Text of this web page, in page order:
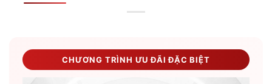
CHƯƠNG TRÌNH ƯU ĐÃI ĐẶC BIỆT